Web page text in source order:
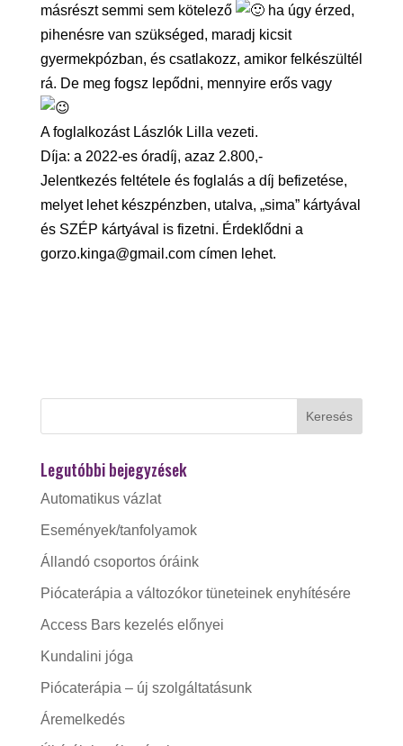
másrészt semmi sem kötelező
ha úgy érzed,
pihenésre van szükséged, maradj kicsit
gyermekpózban, és csatlakozz, amikor felkészültél
rá. De meg fogsz lepődni, mennyire erős vagy
A foglalkozást Lászlók Lilla vezeti.
Díja: a 2022-es óradíj, azaz 2.800,-
Jelentkezés feltétele és foglalás a díj befizetése,
melyet lehet készpénzben, utalva, „sima” kártyával
és SZÉP kártyával is fizetni. Érdeklődni a
gorzo.kinga@gmail.com címen lehet.
Legutóbbi bejegyzések
Automatikus vázlat
Események/tanfolyamok
Állandó csoportos óráink
Piócaterápia a változókor tüneteinek enyhítésére
Access Bars kezelés előnyei
Kundalini jóga
Piócaterápia – új szolgáltatásunk
Áremelkedés